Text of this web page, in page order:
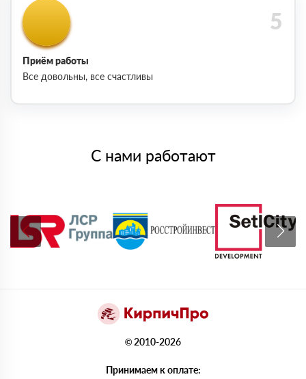
Приём работы
Все довольны, все счастливы
С нами работают
© 2010-2026
Принимаем к оплате: